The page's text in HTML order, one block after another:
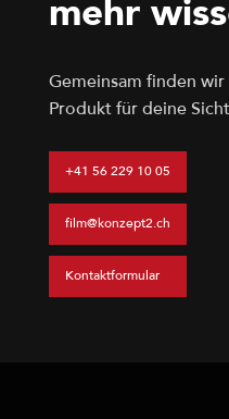
mehr
Gemeinsam finden
Produkt für deine
+41 56 229 10 05
film@konzept2.ch
Kontaktformular